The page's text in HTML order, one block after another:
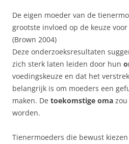
De eigen moeder van de
grootste invloed op de keuze
(Brown 2004)
Deze onderzoeksresultaten
zich sterk laten leiden door hun
voedingskeuze en dat het
belangrijk is om moeders een
maken. De toekomstige oma
worden.
Tienermoeders die bewust